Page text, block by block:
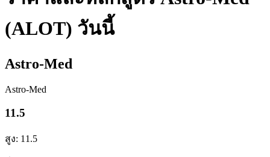
(ALOT) วันนี้
Astro-Med
Astro-Med
11.5
สูง: 11.5